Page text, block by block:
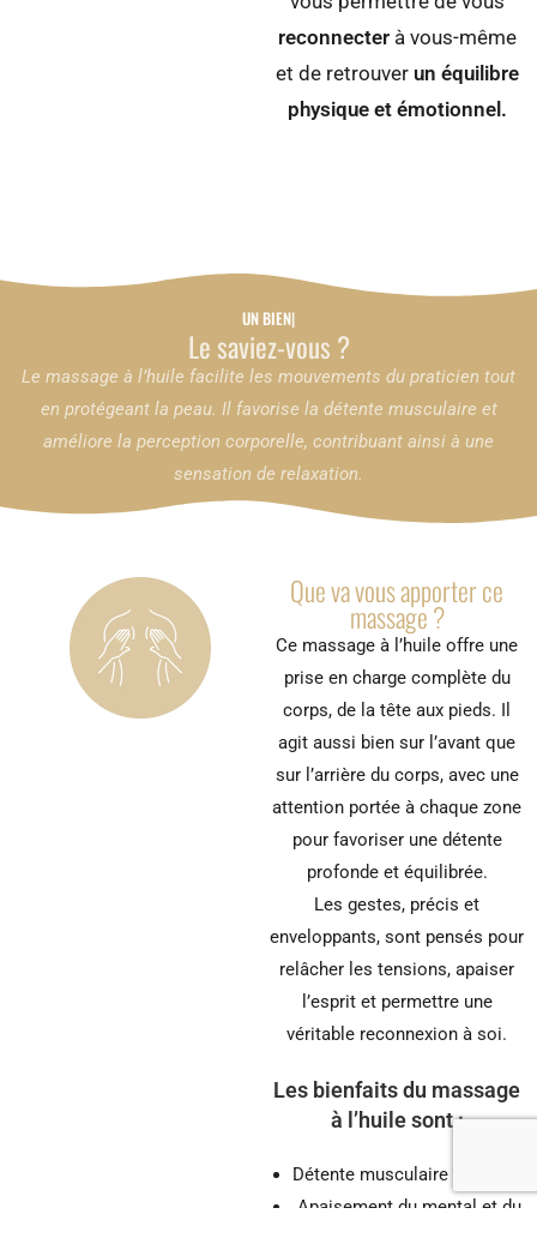
reconnecter à vous-même
et de retrouver un équilibre
physique et émotionnel.
UN BIEN-ÊTRE
Le saviez-vous ?
Le massage à l’huile facilite les mouvements du praticien tout
en protégeant la peau. Il favorise la détente musculaire et
améliore la perception corporelle, contribuant ainsi à une
sensation de relaxation.
Que va vous apporter ce
massage ?
Ce massage à l’huile offre une
prise en charge complète du
corps, de la tête aux pieds. Il
agit aussi bien sur l’avant que
sur l’arrière du corps, avec une
attention portée à chaque zone
pour favoriser une détente
profonde et équilibrée.
Les gestes, précis et
enveloppants, sont pensés pour
relâcher les tensions, apaiser
l’esprit et permettre une
véritable reconnexion à soi.
Les bienfaits du massage
à l’huile sont :
Détente musculaire profonde
Apaisement du mental et du